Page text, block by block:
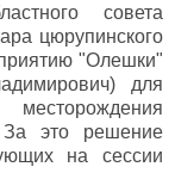
совета
цюрупинского
"Олешки"
для
месторождения
это решение
на сессии